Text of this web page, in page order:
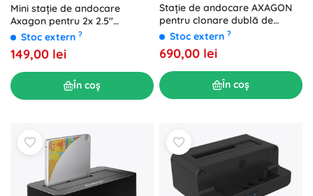
Mini stație de andocare
Axagon pentru 2x 2.5"
SSD/HDD SATA cu funcție de
Stoc extern ?
149,00 lei
În coș
Stație de andocare AXAGON
pentru clonare dublă de
discuri NVMe USB-C
Stoc extern ?
690,00 lei
În coș